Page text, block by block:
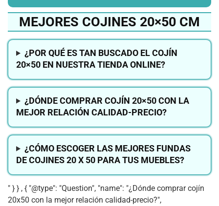
MEJORES COJINES 20×50 CM
¿POR QUÉ ES TAN BUSCADO EL COJÍN
20×50 EN NUESTRA TIENDA ONLINE?
¿DÓNDE COMPRAR COJÍN 20×50 CON LA
MEJOR RELACIÓN CALIDAD-PRECIO?
¿CÓMO ESCOGER LAS MEJORES FUNDAS
DE COJINES 20 X 50 PARA TUS MUEBLES?
" } } , { "@type": "Question", "name": "¿Dónde comprar cojín
20x50 con la mejor relación calidad-precio?",